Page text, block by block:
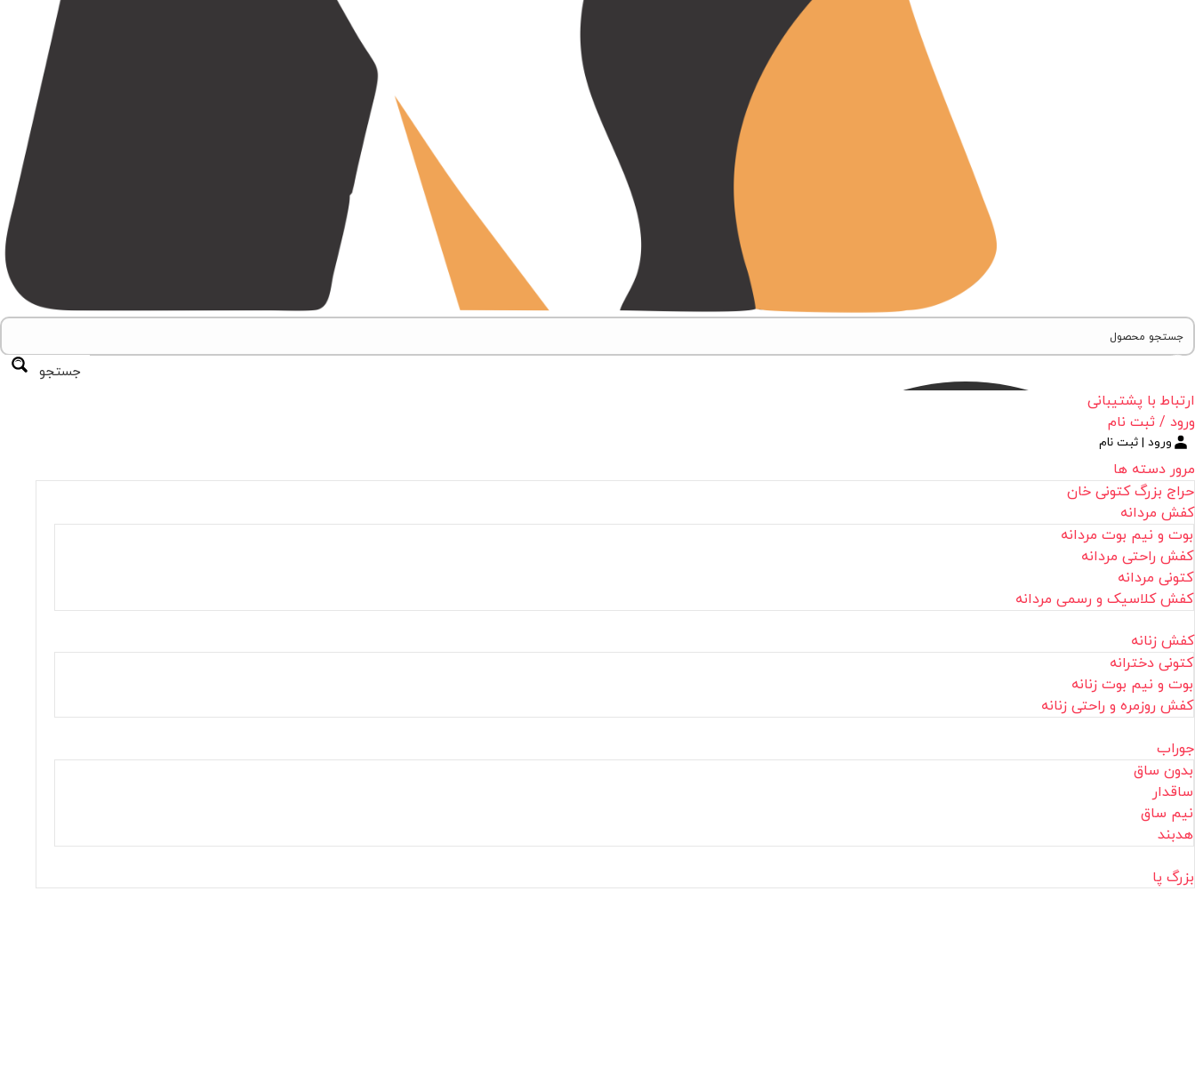
جستجو
ارتباط با پشتیبانی
ورود / ثبت نام
ورود | ثبت نام
مرور دسته ها
حراج بزرگ کتونی خان
کفش مردانه
بوت و نیم بوت مردانه
کفش راحتی مردانه
کتونی مردانه
کفش کلاسیک و رسمی مردانه
کفش زنانه
کتونی دخترانه
بوت و نیم بوت زنانه
کفش روزمره و راحتی زنانه
جوراب
بدون ساق
ساقدار
نیم ساق
هدبند
بزرگ پا